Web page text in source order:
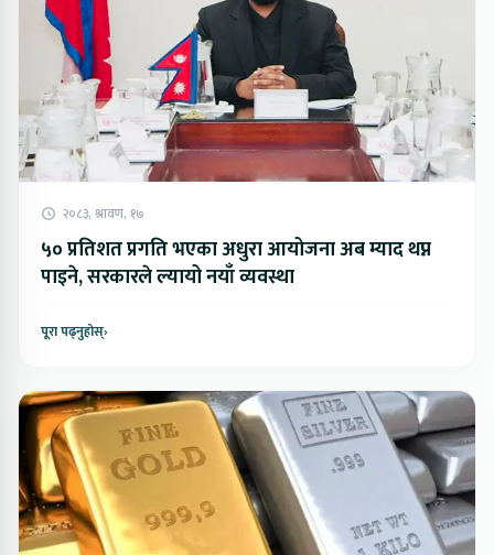
२०८३, श्रावण, १७
५० प्रतिशत प्रगति भएका अधुरा आयोजना अब म्याद थप्न
पाइने, सरकारले ल्यायो नयाँ व्यवस्था
पूरा पढ्नुहोस्›